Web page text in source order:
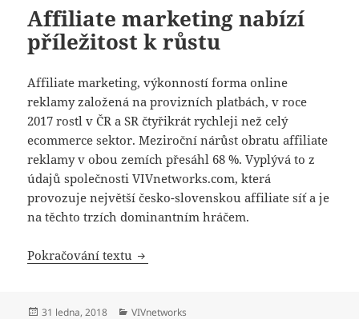
Affiliate marketing nabízí
příležitost k růstu
Affiliate marketing, výkonností forma online
reklamy založená na provizních platbách, v roce
2017 rostl v ČR a SR čtyřikrát rychleji než celý
ecommerce sektor. Meziroční nárůst obratu affiliate
reklamy v obou zemích přesáhl 68 %. Vyplývá to z
údajů společnosti VIVnetworks.com, která
provozuje největší česko-slovenskou affiliate síť a je
na těchto trzích dominantním hráčem.
Pokračování textu Affiliate marketing nabízí příležitost
Publikováno:
31 ledna, 2018 Rubriky:
VIVnetworks